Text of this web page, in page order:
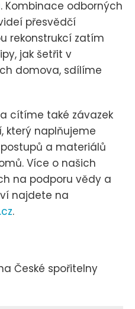
. Kombinace odborných
přesvědčí
rekonstrukcí zatím
jak šetřit v
domova, sdílíme
cítíme také závazek
který naplňujeme
a materiálů
Více o našich
na podporu vědy a
najdete na
.
České spořitelny